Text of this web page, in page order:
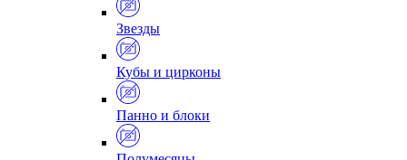
Звезды
Кубы и цирконы
Панно и блоки